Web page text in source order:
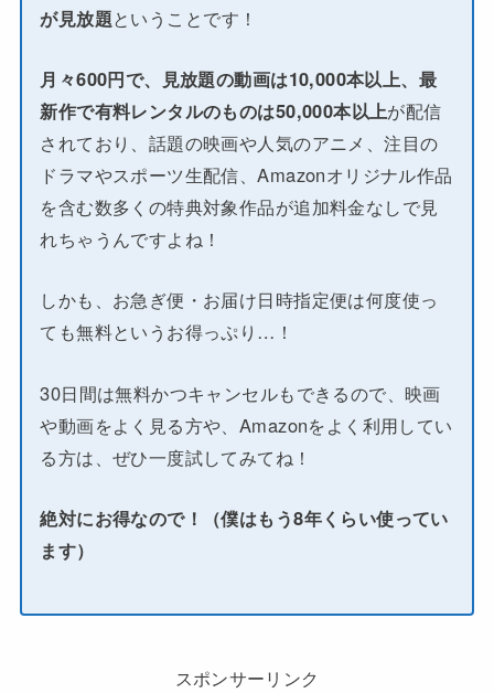
が見放題ということです！
月々600円で、見放題の動画は10,000本以上、最
新作で有料レンタルのものは50,000本以上が配信
されており、話題の映画や人気のアニメ、注目の
ドラマやスポーツ生配信、Amazonオリジナル作品
を含む数多くの特典対象作品が追加料金なしで見
れちゃうんですよね！
しかも、お急ぎ便・お届け日時指定便は何度使っ
ても無料というお得っぷり…！
30日間は無料かつキャンセルもできるので、映画
や動画をよく見る方や、Amazonをよく利用してい
る方は、ぜひ一度試してみてね！
絶対にお得なので！（僕はもう8年くらい使ってい
ます）
スポンサーリンク